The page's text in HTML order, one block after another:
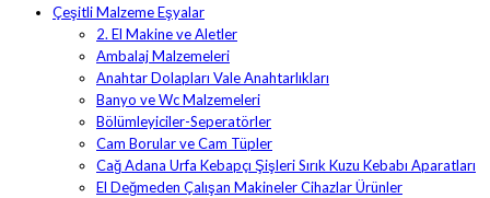
Çeşitli Malzeme Eşyalar
2. El Makine ve Aletler
Ambalaj Malzemeleri
Anahtar Dolapları Vale Anahtarlıkları
Banyo ve Wc Malzemeleri
Bölümleyiciler-Seperatörler
Cam Borular ve Cam Tüpler
Cağ Adana Urfa Kebapçı Şişleri Sırık Kuzu Kebabı Aparatları
El Değmeden Çalışan Makineler Cihazlar Ürünler